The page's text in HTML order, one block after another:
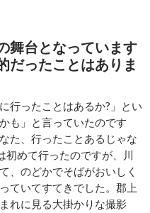
舞台となっています
だったことはありま
行ったことはあるか?」とい
も」と言っていたのです
た、行ったことあるじゃな
めて行ったのですが、川
、のどかでそばがおいしく
ていてすてきでした。郡上
れに見る大掛かりな撮影